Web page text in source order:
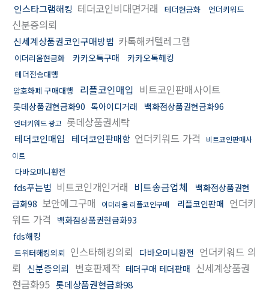
인스타그램해킹 테더코인비대면거래 테더현금화 언더키워드
신분증의뢰
신세계상품권코인구매방법 카톡해커텔레그램
이더리움현금화 카카오톡구매 카카오톡해킹
테더전송대행
암호화폐 구매대행
리플코인매입 비트코인판매사이트
롯데상품권현금화90 톡아이디거래 백화점상품권현금화96
언더키워드 광고 롯데상품권세탁
테더코인매입 테더코인판매함 언더키워드 가격
비트코인판매사
이트
다바오머니환전
fds푸는법 비트코인개인거래 비트송금업체
백화점상품권현
금화98 보안에그구매 이더리움 리플코인구매 리플코인판매 언더키
워드 가격
백화점상품권현금화93
fds해킹
트위터해킹의뢰 인스타해킹의뢰 다바오머니환전 언더키워드 의
뢰
신분증의뢰 번호판제작 테더구매 테더판매 신세계상품권
현금화95 롯데상품권현금화98